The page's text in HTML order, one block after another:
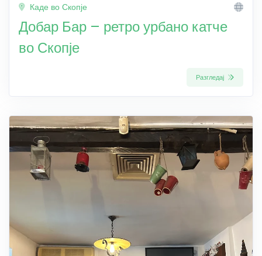
Каде во Скопје
Добар Бар – ретро урбано катче
во Скопје
Разгледај